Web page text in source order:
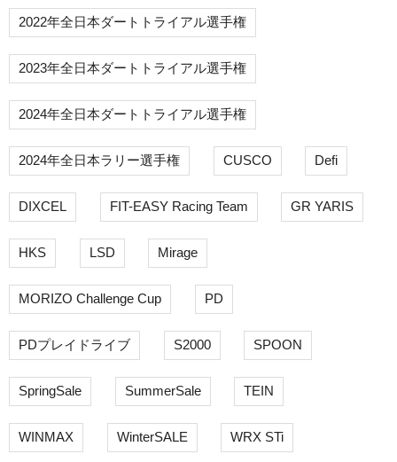
2022年全日本ダートトライアル選手権
2023年全日本ダートトライアル選手権
2024年全日本ダートトライアル選手権
2024年全日本ラリー選手権 CUSCO Defi
DIXCEL FIT-EASY Racing Team GR YARIS
HKS LSD Mirage
MORIZO Challenge Cup PD
PDプレイドライブ S2000 SPOON
SpringSale SummerSale TEIN
WINMAX WinterSALE WRX STi